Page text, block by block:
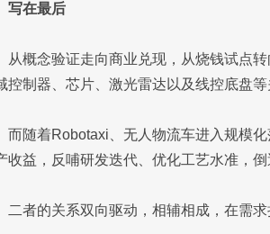
写在最后
从概念验证走向商业兑现，从烧钱试点
控制器、芯片、激光雷达以及线控底盘
而随着Robotaxi、无人物流车进入规模
收益，反哺研发迭代、优化工艺水准，
二者的关系双向驱动，相辅相成，在需